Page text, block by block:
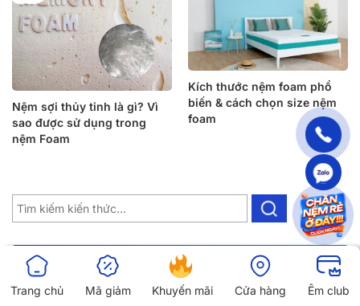
Nệm sợi thủy tinh là gì? Vì
sao được sử dụng trong
nệm Foam
Kích thước nệm foam phổ
biến & cách chọn size nệm
foam
NÊN XEM NGAY
Trang chủ Mã giảm Khuyến mãi Cửa hàng Êm club